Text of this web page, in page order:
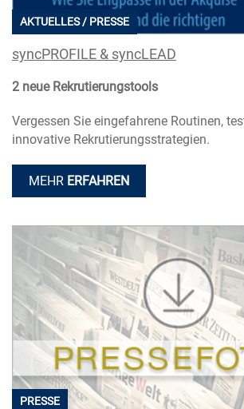
AKTUELLES / PRESSE
syncPROFILE & syncLEAD
2 neue Rekrutierungstools
Vergessen Sie eingefahrene Routinen,
innovative Rekrutierungsstrategien.
MEHR ERFAHREN
PRESSE